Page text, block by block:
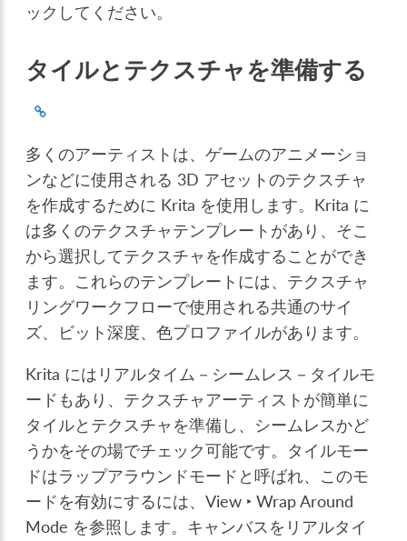
ックしてください。
タイルとテクスチャを準備する
多くのアーティストは、ゲームのアニメーショ
ンなどに使用される 3D アセットのテクスチャ
を作成するために Krita を使用します。Krita に
は多くのテクスチャテンプレートがあり、そこ
から選択してテクスチャを作成することができ
ます。これらのテンプレートには、テクスチャ
リングワークフローで使用される共通のサイ
ズ、ビット深度、色プロファイルがあります。
Krita にはリアルタイム－シームレス－タイルモ
ードもあり、テクスチャアーティストが簡単に
タイルとテクスチャを準備し、シームレスかど
うかをその場でチェック可能です。タイルモー
ドはラップアラウンドモードと呼ばれ、このモ
ードを有効にするには、View ‣ Wrap Around
Mode を参照します。キャンバスをリアルタイ